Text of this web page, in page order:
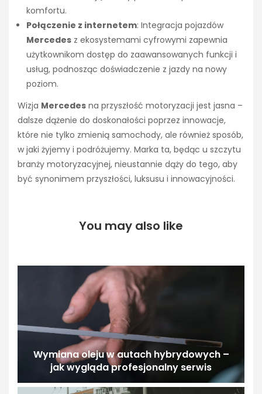
komfortu.
Połączenie z internetem: Integracja pojazdów
Mercedes z ekosystemami cyfrowymi zapewnia
użytkownikom dostęp do zaawansowanych funkcji i
usług, podnosząc doświadczenie z jazdy na nowy
poziom.
Wizja Mercedes na przyszłość motoryzacji jest jasna –
dalsze dążenie do doskonałości poprzez innowacje,
które nie tylko zmienią samochody, ale również sposób,
w jaki żyjemy i podróżujemy. Marka ta, będąc u szczytu
branży motoryzacyjnej, nieustannie dąży do tego, aby
być synonimem przyszłości, luksusu i innowacyjności.
You may also like
Wymiana oleju w autach hybrydowych –
jak wygląda profesjonalny serwis